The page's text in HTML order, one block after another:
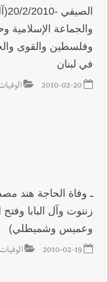
والجماعة الإسلامية
وفلسطين والقوى
في لبنان
2010-02-20
زنتوت وآل البابا
وعميس وشميطلي)
2010-02-19 الوفيات